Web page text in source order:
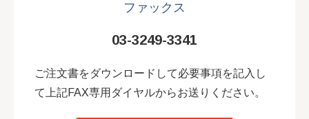
ファックス
03-3249-3341
ご注文書をダウンロードして必要事項を記入し
て上記FAX専用ダイヤルからお送りください。